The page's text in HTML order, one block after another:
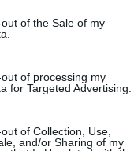
of the Sale of my
of processing my
for Targeted Advertising.
of Collection, Use,
and/or Sharing of my
35 cerró la
en los
récord